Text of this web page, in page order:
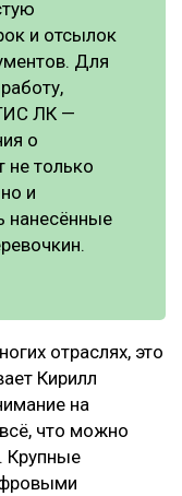
и отсылок
Для
ЛК —
о
не только
и
нанесённые
отраслях, это
Кирилл
на
что можно
Крупные